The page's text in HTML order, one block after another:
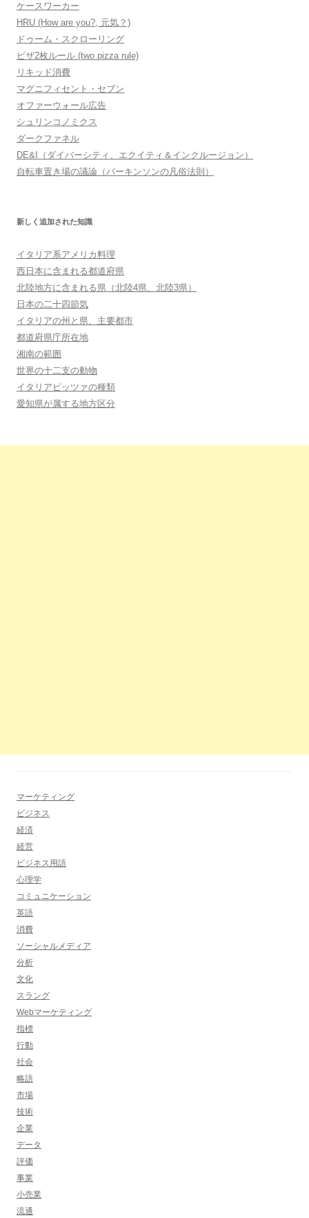
ケースワーカー
HRU (How are you?, 元気？)
ドゥーム・スクローリング
ピザ2枚ルール (two pizza rule)
リキッド消費
マグニフィセント・セブン
オファーウォール広告
シュリンコノミクス
ダークファネル
DE&I（ダイバーシティ、エクイティ＆インクルージョン）
自転車置き場の議論（パーキンソンの凡俗法則）
新しく追加された知識
イタリア系アメリカ料理
西日本に含まれる都道府県
北陸地方に含まれる県（北陸4県、北陸3県）
日本の二十四節気
イタリアの州と県、主要都市
都道府県庁所在地
湘南の範囲
世界の十二支の動物
イタリアピッツァの種類
愛知県が属する地方区分
マーケティング
ビジネス
経済
経営
ビジネス用語
心理学
コミュニケーション
英語
消費
ソーシャルメディア
分析
文化
スラング
Webマーケティング
指標
行動
社会
略語
市場
技術
企業
データ
評価
事業
小売業
流通